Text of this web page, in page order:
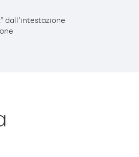
dall’intestazione